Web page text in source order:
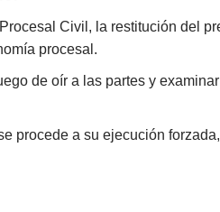
Civil, la restitución del
procesal.
de oír a las partes y
procede a su ejecución